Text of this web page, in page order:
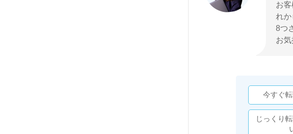
お
れ
8つ
お
今すぐ
じっくり